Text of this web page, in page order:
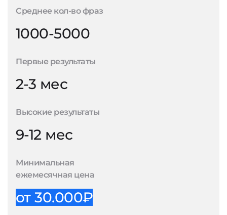
Среднее кол-во фраз
1000-5000
Первые результаты
2-3 мес
Высокие результаты
9-12 мес
Минимальная
ежемесячная цена
от 30.000₽